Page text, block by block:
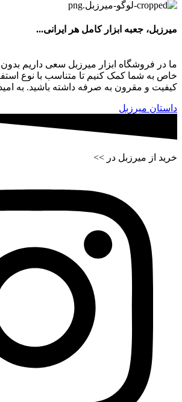
میرزبل، جعبه ابزار کامل هر ایرانی...
ما در فروشگاه ابزار میرزبل سعی داریم
خاص به شما کمک کنیم تا متناسب با نوع
کیفیت و مقرون به صرفه داشته باشید. به امید
داستان میرزبل
خرید از میرزبل در >>